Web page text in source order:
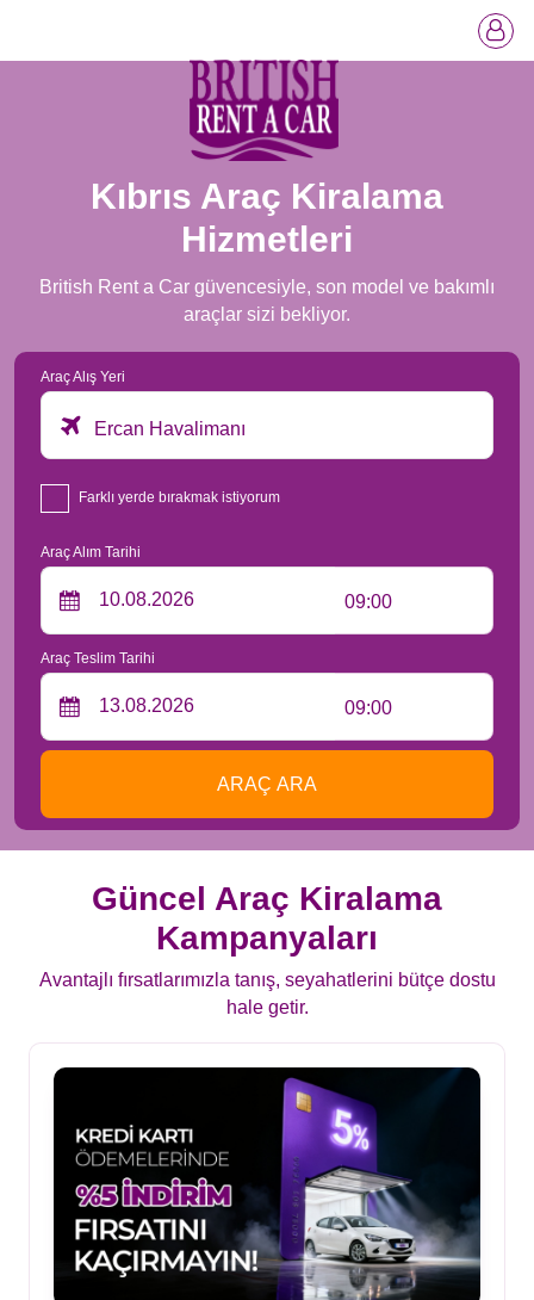
Kıbrıs Araç Kiralama
Hizmetleri
British Rent a Car güvencesiyle, son model ve bakımlı
araçlar sizi bekliyor.
Araç Alış Yeri
Ercan Havalimanı
Farklı yerde bırakmak istiyorum
Araç Alım Tarihi
09:00
Araç Teslim Tarihi
09:00
ARAÇ ARA
Güncel Araç Kiralama
Kampanyaları
Avantajlı fırsatlarımızla tanış, seyahatlerini bütçe dostu
hale getir.